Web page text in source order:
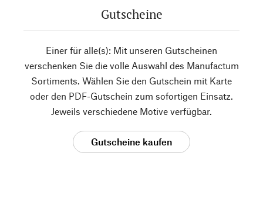
Gutscheine
Einer für alle(s): Mit unseren Gutscheinen
verschenken Sie die volle Auswahl des Manufactum
Sortiments. Wählen Sie den Gutschein mit Karte
oder den PDF-Gutschein zum sofortigen Einsatz.
Jeweils verschiedene Motive verfügbar.
Gutscheine kaufen